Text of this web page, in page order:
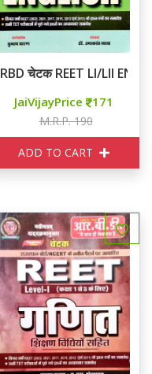
RBD चेटक REET LI/LII
JaiVijayPrice 171
M.R.P. 190
ADD TO CART